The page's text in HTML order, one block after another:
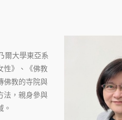
爾大學東亞系
性》、《佛教
佛教的寺院與
法，親身參與
。